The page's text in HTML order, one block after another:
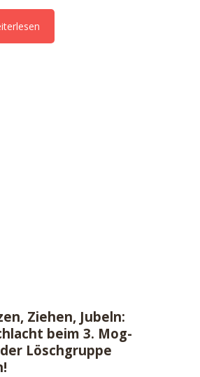
Ziehen, Jubeln:
beim 3. Mog-
Löschgruppe